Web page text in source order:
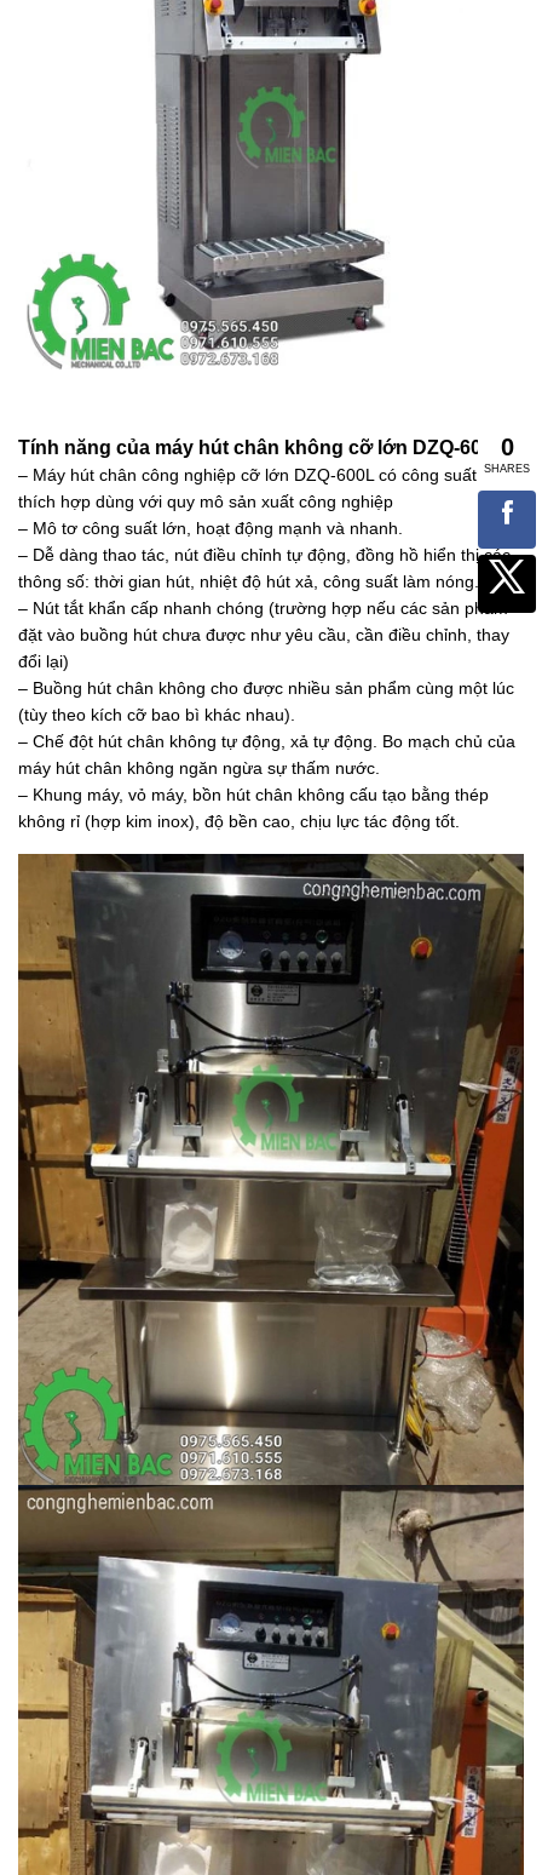
Tính năng của máy hút chân không cỡ lớn DZQ-600L:
– Máy hút chân công nghiệp cỡ lớn DZQ-600L có công suất lớn
thích hợp dùng với quy mô sản xuất công nghiệp
– Mô tơ công suất lớn, hoạt động mạnh và nhanh.
– Dễ dàng thao tác, nút điều chỉnh tự động, đồng hồ hiển thị các
thông số: thời gian hút, nhiệt độ hút xả, công suất làm nóng.
– Nút tắt khẩn cấp nhanh chóng (trường hợp nếu các sản phẩm
đặt vào buồng hút chưa được như yêu cầu, cần điều chỉnh, thay
đổi lại)
– Buồng hút chân không cho được nhiều sản phẩm cùng một lúc
(tùy theo kích cỡ bao bì khác nhau).
– Chế đột hút chân không tự động, xả tự động. Bo mạch chủ của
máy hút chân không ngăn ngừa sự thấm nước.
– Khung máy, vỏ máy, bồn hút chân không cấu tạo bằng thép
không rỉ (hợp kim inox), độ bền cao, chịu lực tác động tốt.